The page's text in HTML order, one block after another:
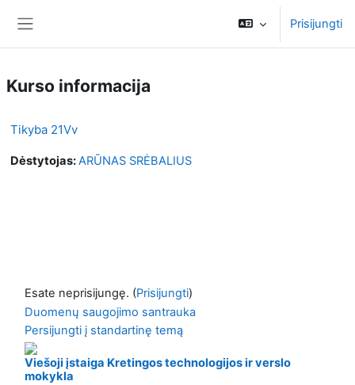
Prisijungti
Kurso informacija
Tikyba 21Vv
Dėstytojas:ARŪNAS SRĖBALIUS
Esate neprisijungę. (Prisijungti)
Duomenų saugojimo santrauka
Persijungti į standartinę temą
Viešoji įstaiga Kretingos technologijos ir verslo
mokykla